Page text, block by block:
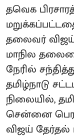
தவெக
தலைவர்
மாநில
நேரில்
தமிழ்நாடு
நிலையில்,
சென்னை
விஜய்